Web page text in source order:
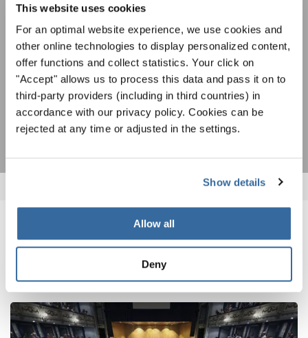
This website uses cookies
For an optimal website experience, we use cookies and
other online technologies to display personalized content,
offer functions and collect statistics. Your click on
"Accept" allows us to process this data and pass it on to
third-party providers (including in third countries) in
accordance with our privacy policy. Cookies can be
rejected at any time or adjusted in the settings.
Show details
Allow all
Deny
Um diesen Inhalt zu sehen, müssen Sie der erweiterten Datenschutzrichtlinie
zustimmen. Sie können diese Einstellung jederzeit in den Cookie-Einstellungen
ändern.
ZUSTIMMEN
Ich bin mit dem Erhalt des Newsletters einverstanden und
akzeptiere dieDatenschutzbestimmungen
ANMELDEN
VERWANDTE NEWS